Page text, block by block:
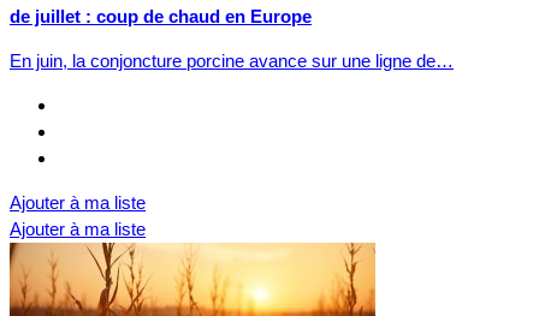
de juillet : coup de chaud en Europe
En juin, la conjoncture porcine avance sur une ligne de…
Ajouter à ma liste
Ajouter à ma liste